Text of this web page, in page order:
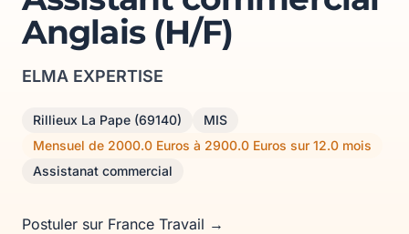
Anglais (H/F)
ELMA EXPERTISE
Rillieux La Pape (69140)
MIS
Mensuel de 2000.0 Euros à 2900.0 Euros sur 12.0 mois
Assistanat commercial
Postuler sur France Travail →